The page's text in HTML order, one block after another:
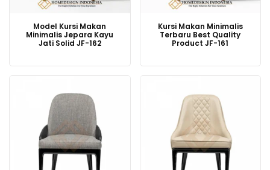
Model Kursi Makan
Minimalis Jepara Kayu
Jati Solid JF-162
Kursi Makan Minimalis
Terbaru Best Quality
Product JF-161